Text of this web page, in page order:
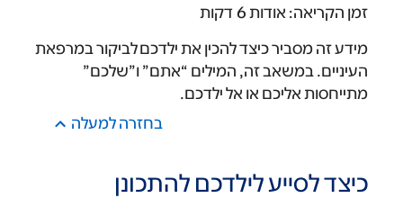
זמן הקריאה:אודות 6 דקות
מידע זה מסביר כיצד להכין את ילדכם לביקור במרפאת
העיניים. במשאב זה, המילים “אתם” ו”שלכם”
מתייחסות אליכם או אל ילדכם.
בחזרה למעלה
כיצד לסייע לילדכם להתכונן